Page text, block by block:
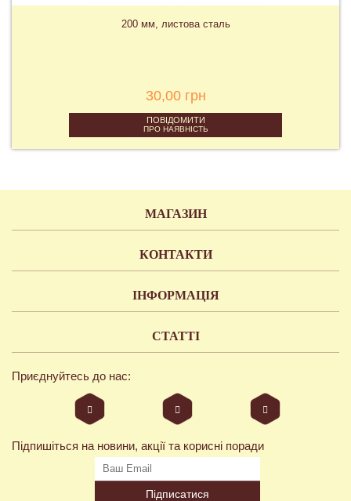
200 мм, листова сталь
30,00 грн
ПОВІДОМИТИ
ПРО НАЯВНІСТЬ
МАГАЗИН
КОНТАКТИ
ІНФОРМАЦІЯ
СТАТТІ
Приєднуйтесь до нас:
Підпишіться на новини, акції та корисні поради
Підписатися